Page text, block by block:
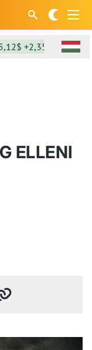
SOL
ELLENI